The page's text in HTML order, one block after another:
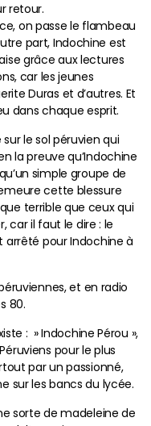
retour.
on passe le flambeau
part, Indochine est
grâce aux lectures
car les jeunes
Duras et d’autres. Et
dans chaque esprit.
le sol péruvien qui
la preuve qu’Indochine
simple groupe de
cette blessure
terrible que ceux qui
car il faut le dire : le
arrêté pour Indochine à
et en radio
80.
: » Indochine Pérou »,
pour le plus
par un passionné,
sur les bancs du lycée.
sorte de madeleine de